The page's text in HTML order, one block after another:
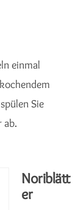
einmal
Sie
ab.
Noriblätt
er